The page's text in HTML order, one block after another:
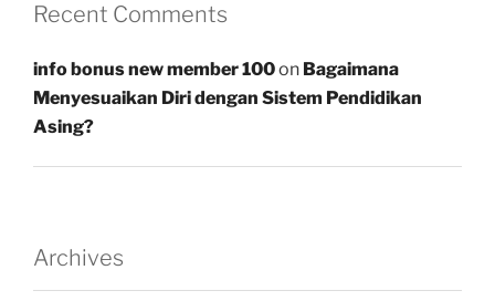
Recent Comments
info bonus new member 100on Bagaimana
Menyesuaikan Diri dengan Sistem Pendidikan
Asing?
Archives